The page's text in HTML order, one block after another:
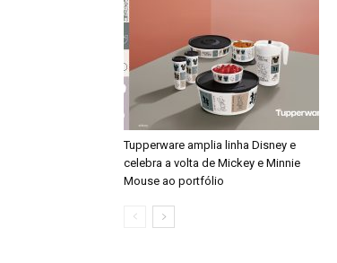
Tupperware amplia linha Disney e
celebra a volta de Mickey e Minnie
Mouse ao portfólio